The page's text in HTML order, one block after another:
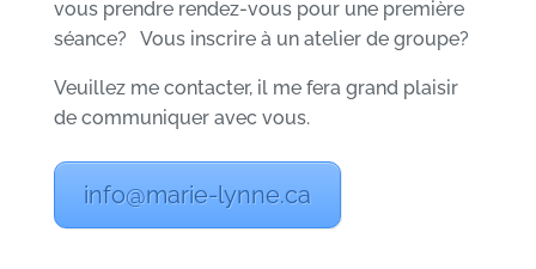
vous prendre rendez-vous pour une première
séance? Vous inscrire à un atelier de groupe?
Veuillez me contacter, il me fera grand plaisir
de communiquer avec vous.
info@marie-lynne.ca